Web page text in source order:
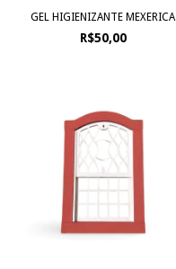
GEL HIGIENIZANTE MEXERICA
R$50,00